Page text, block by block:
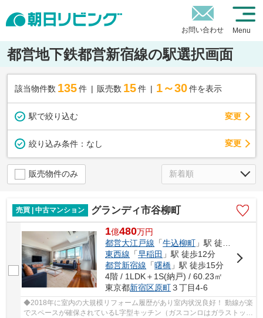
お問い合わせ Menu
都営地下鉄都営新宿線の駅選択画面
該当物件数 135件 販売数 15 件 1～30 件を表示
駅で絞り込む 変更
絞り込み条件： なし 変更
販売物件のみ
売買 | 中古マンション グランディ市谷柳町
1億480万円
都営大江戸線 「牛込柳町 」駅 徒歩3分
東西線 「早稲田 」駅 徒歩12分
都営新宿線 「曙橋 」駅 徒歩15分
4階 / 1LDK＋1S(納戸) / 60.23㎡
東京都新宿区原町３丁目4-6
◆2018年に室内の大規模リフォーム履歴があり室内状況良好！ 動線が楽
でスペースが確保されているL字型キッチン（ガスコンロはガラストッ